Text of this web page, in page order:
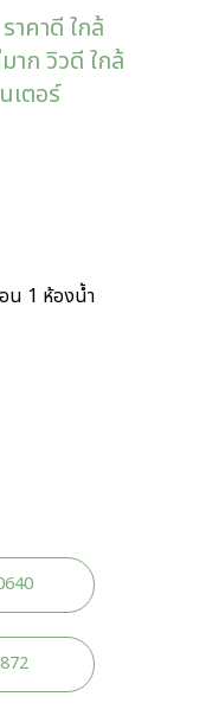
าคาดี ใกล้
าก วิวดี ใกล้
เตอร์
น 1 ห้องน้ำ